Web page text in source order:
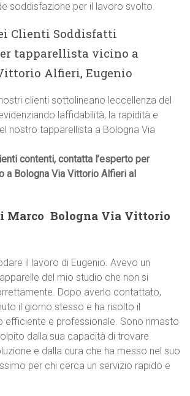
soddisfazione per il lavoro svolto.
Clienti Soddisfatti
tapparellista vicino a
Alfieri, Eugenio
clienti sottolineano leccellenza del
laffidabilità, la rapidità e
nostro tapparellista a Bologna Via
contenti, contatta l’esperto per
a Bologna Via Vittorio Alfieri al
Marco  Bologna Via Vittorio
il lavoro di Eugenio. Avevo un
del mio studio che non si
Dopo averlo contattato,
il giorno stesso e ha risolto il
efficiente e professionale. Sono rimasto
dalla sua capacità di trovare
e dalla cura che ha messo nel suo
per chi cerca un servizio rapido e